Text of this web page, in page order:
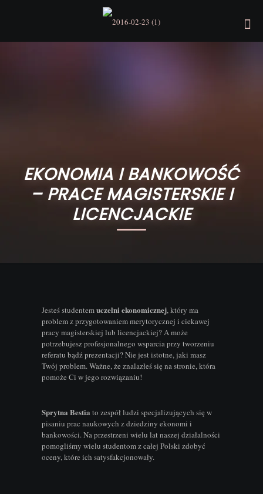
EKONOMIA I BANKOWOŚĆ
– PRACE MAGISTERSKIE I
LICENCJACKIE
Jesteś studentemuczelni ekonomicznej, który ma
problem z przygotowaniem merytorycznej i ciekawej
pracy magisterskiej lub licencjackiej? A może
potrzebujesz profesjonalnego wsparcia przy tworzeniu
referatu bądź prezentacji? Nie jest istotne, jaki masz
Twój problem. Ważne, że znalazłeś się na stronie, która
pomoże Ci w jego rozwiązaniu!
Sprytna Bestia to zespół ludzi specjalizujących się w
pisaniu prac naukowych z dziedziny ekonomi i
bankowości. Na przestrzeni wielu lat naszej działalności
pomogliśmy wielu studentom z całej Polski zdobyć
oceny, które ich satysfakcjonowały.